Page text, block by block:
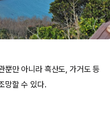
뿐만 아니라 흑산도, 가거도 등
망할 수 있다.